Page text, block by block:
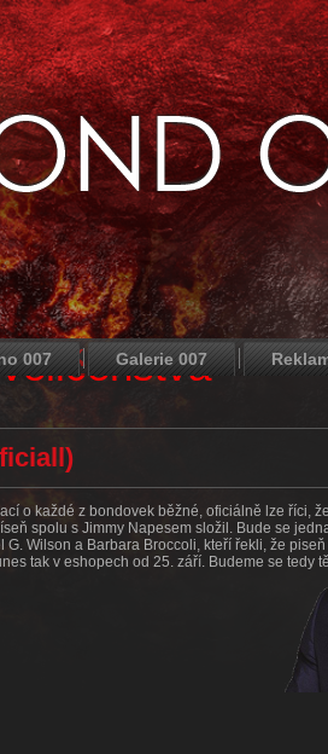
007 Galerie 007
o každé z bondovek běžné, oficiálně lze říci,
spolu s Jimmy Napesem složil. Bude se
G. Wilson a Barbara Broccoli, kteří řekli, že piseň
tak v eshopech od 25. září. Budeme se tedy